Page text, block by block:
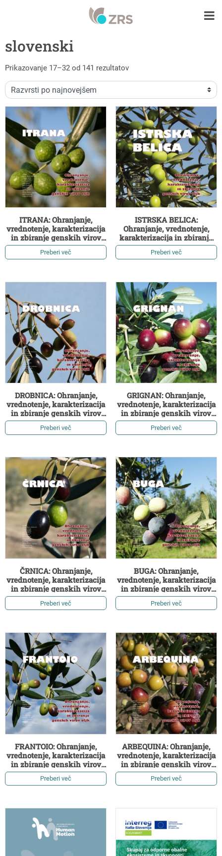
slovenski
Prikazovanje 17–32 od 141 rezultatovRazvrščeno po datumu
ITRANA: Ohranjanje,
vrednotenje, karakterizacija
in zbiranje genskih virov
oljk (2. izdaja)
Preberi več
ISTRSKA BELICA:
Ohranjanje, vrednotenje,
karakterizacija in zbiranje
genskih virov oljk (2. izdaja)
Preberi več
DROBNICA: Ohranjanje,
vrednotenje, karakterizacija
in zbiranje genskih virov
oljk (2. izdaja)
Preberi več
GRIGNAN: Ohranjanje,
vrednotenje, karakterizacija
in zbiranje genskih virov
oljk (2. izdaja)
Preberi več
ČRNICA: Ohranjanje,
vrednotenje, karakterizacija
in zbiranje genskih virov
oljk (2. izdaja)
Preberi več
BUGA: Ohranjanje,
vrednotenje, karakterizacija
in zbiranje genskih virov
oljk (2. izdaja)
Preberi več
FRANTOIO: Ohranjanje,
vrednotenje, karakterizacija
in zbiranje genskih virov
oljk (2. izdaja)
Preberi več
ARBEQUINA: Ohranjanje,
vrednotenje, karakterizacija
in zbiranje genskih virov
oljk (2. izdaja)
Preberi več